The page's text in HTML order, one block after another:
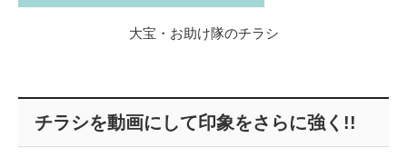
大宝・お助け隊のチラシ
チラシを動画にして印象をさらに強く!!